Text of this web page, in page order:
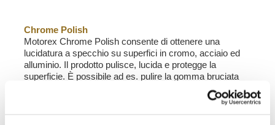
Chrome Polish
Motorex Chrome Polish consente di ottenere una
lucidatura a specchio su superfici in cromo, acciaio ed
alluminio. Il prodotto pulisce, lucida e protegge la
superficie. È possibile ad es. pulire la gomma bruciata
dall’impianto di scarico della motocicletta. Sulla
superficie pulita si crea una sottilissima ed invisibile